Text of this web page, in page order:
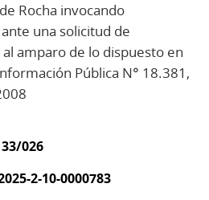
Rocha invocando
una solicitud de
amparo de lo dispuesto en
Pública N° 18.381,
026
2-10-0000783